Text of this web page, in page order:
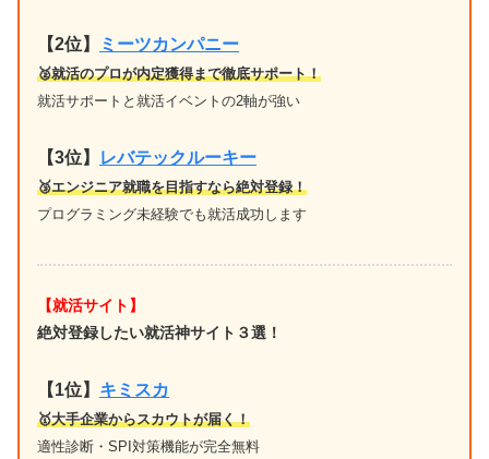
【2位】 ミーツカンパニー
🥈就活のプロが内定獲得まで徹底サポート！
就活サポートと就活イベントの2軸が強い
【3位】 レバテックルーキー
🥉エンジニア就職を目指すなら絶対登録！
プログラミング未経験でも就活成功します
【就活サイト】
絶対登録したい就活神サイト３選！
【1位】 キミスカ
🥇大手企業からスカウトが届く！
適性診断・SPI対策機能が完全無料